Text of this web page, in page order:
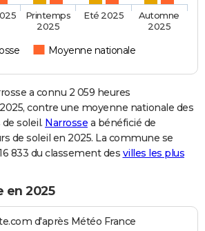
Moyenne nationale
Printemps
2025
Eté 2025
Automne
2025
a connu 2 059 heures
contre une moyenne nationale des
soleil. Narrosse a bénéficié de
de soleil en 2025. La commune se
833 du classement des villes les plus
en 2025
d'après Météo France